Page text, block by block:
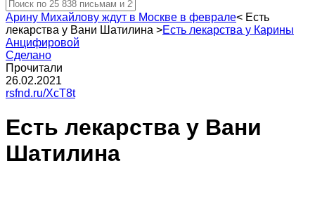
Арину Михайлову ждут в Москве в феврале< Есть
лекарства у Вани Шатилина >Есть лекарства у Карины
Анцифировой
Сделано
Прочитали
26.02.2021
rsfnd.ru/XcT8t
Есть лекарства у Вани
Шатилина